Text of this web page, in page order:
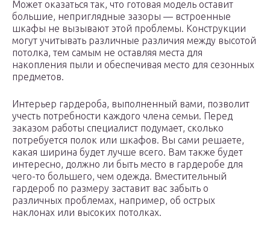
Может оказаться так, что готовая модель оставит
большие, неприглядные зазоры — встроенные
шкафы не вызывают этой проблемы. Конструкции
могут учитывать различные различия между высотой
потолка, тем самым не оставляя места для
накопления пыли и обеспечивая место для сезонных
предметов.
Интерьер гардероба, выполненный вами, позволит
учесть потребности каждого члена семьи. Перед
заказом работы специалист подумает, сколько
потребуется полок или шкафов. Вы сами решаете,
какая ширина будет лучше всего. Вам также будет
интересно, должно ли быть место в гардеробе для
чего-то большего, чем одежда. Вместительный
гардероб по размеру заставит вас забыть о
различных проблемах, например, об острых
наклонах или высоких потолках.